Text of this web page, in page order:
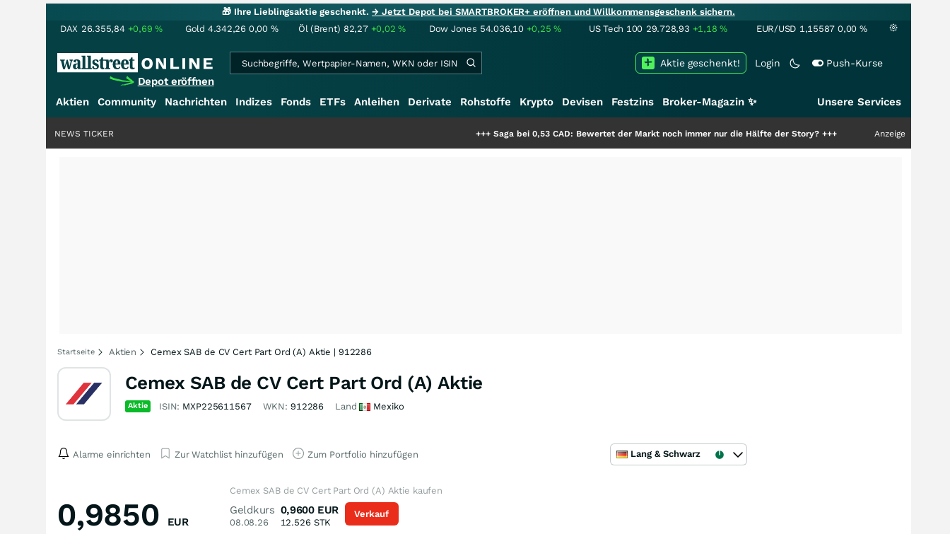
🎁 Ihre Lieblingsaktie geschenkt.→ Jetzt Depot bei SMARTBROKER+ eröffnen und Willkommensgeschenk sichern.
DAX 26.355,84 +0,69% Gold 4.342,26 0,00 % Öl (Brent) 82,27 +0,02% Dow Jones 54.036,10 +0,25% US Tech 100 29.728,93 +1,18% EUR/USD 1,15587 0,00 %
Depot eröffnen
Login Push-Kurse
Aktie geschenkt!
Aktien Community Nachrichten Indizes Fonds ETFs Anleihen Derivate Rohstoffe Krypto Devisen Festzins Broker-Magazin ✨ Unsere Services
Saga bei 0,53 CAD: Bewertet der Markt noch immer nur die Hälfte der Story?+++ Anzeige
NEWS TICKER
Startseite Aktien Cemex SAB de CV Cert Part Ord (A) Aktie | 912286
Cemex SAB de CV Cert Part Ord (A) Aktie
Aktie ISIN: MXP225611567 WKN: 912286 Land Mexiko
Alarme einrichten Zur Watchlist hinzufügen Zum Portfolio hinzufügen Lang & Schwarz
0,9850 EUR
Cemex SAB de CV Cert Part Ord (A) Aktie kaufen
Geldkurs
08.08.26
0,9600 EUR
12.526STK
Verkauf